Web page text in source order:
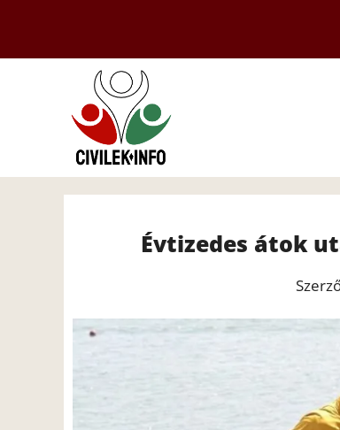
tartalomba
Évtizedes átok